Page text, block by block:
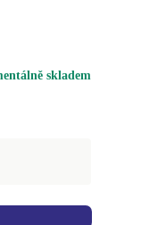
skladem